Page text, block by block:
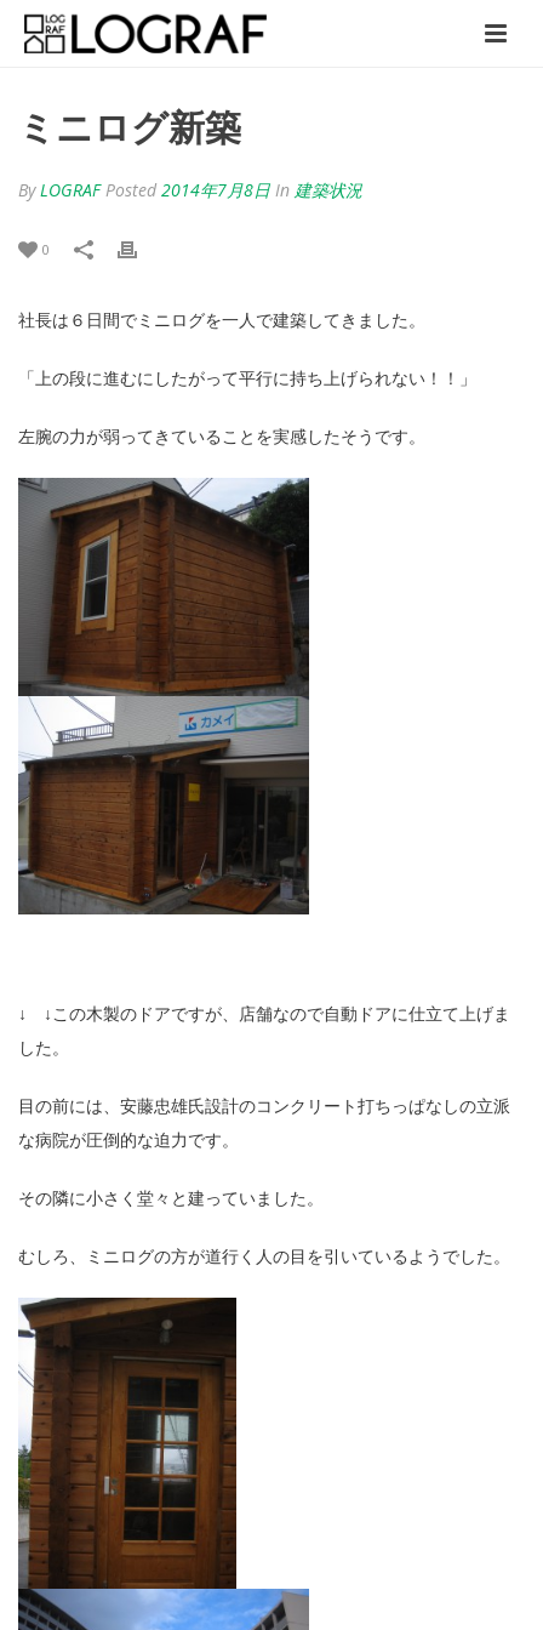
ミニログ新築
ByLOGRAF Posted 2014年7月8日 In 建築状況
0
社長は６日間でミニログを一人で建築してきました。
「上の段に進むにしたがって平行に持ち上げられない！！」
左腕の力が弱ってきていることを実感したそうです。
↓ ↓この木製のドアですが、店舗なので自動ドアに仕立て上げま
した。
目の前には、安藤忠雄氏設計のコンクリート打ちっぱなしの立派
な病院が圧倒的な迫力です。
その隣に小さく堂々と建っていました。
むしろ、ミニログの方が道行く人の目を引いているようでした。